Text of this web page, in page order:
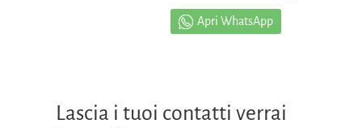
Apri WhatsApp
Lascia i tuoi contatti verrai